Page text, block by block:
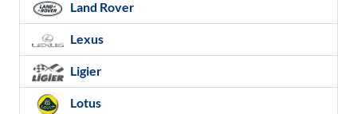
Land Rover
Lexus
Ligier
Lotus